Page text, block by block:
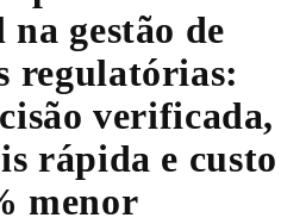
na gestão de
regulatórias:
verificada,
rápida e custo
menor